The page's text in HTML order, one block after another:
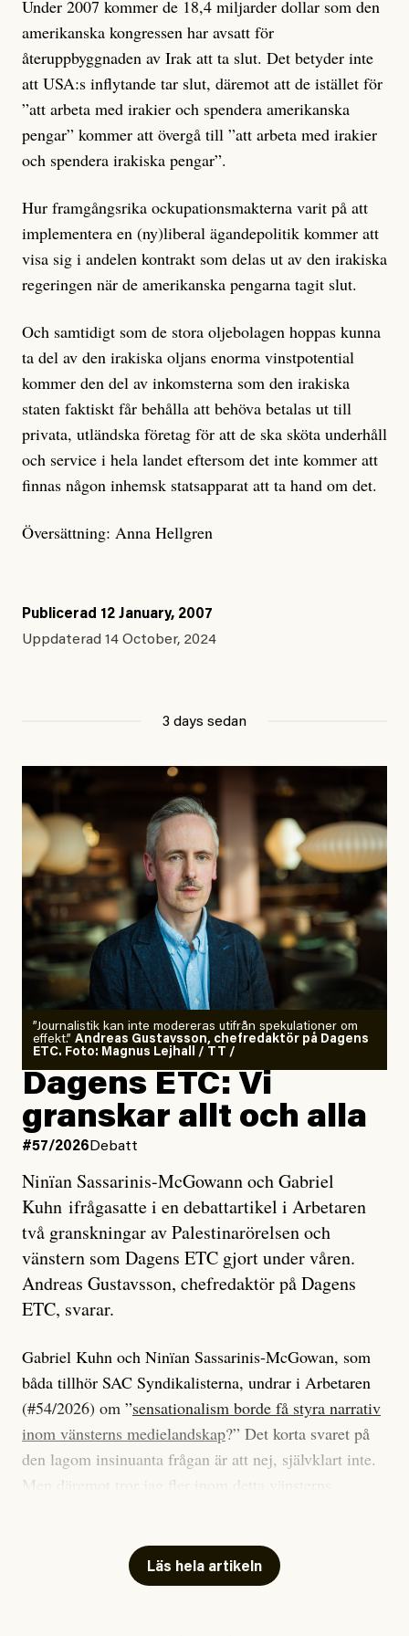
Under 2007 kommer de 18,4 miljarder dollar som den
amerikanska kongressen har avsatt för
återuppbyggnaden av Irak att ta slut. Det betyder inte
att USA:s inflytande tar slut, däremot att de istället för
”att arbeta med irakier och spendera amerikanska
pengar” kommer att övergå till ”att arbeta med irakier
och spendera irakiska pengar”.
Hur framgångsrika ockupationsmakterna varit på att
implementera en (ny)liberal ägandepolitik kommer att
visa sig i andelen kontrakt som delas ut av den irakiska
regeringen när de amerikanska pengarna tagit slut.
Och samtidigt som de stora oljebolagen hoppas kunna
ta del av den irakiska oljans enorma vinstpotential
kommer den del av inkomsterna som den irakiska
staten faktiskt får behålla att behöva betalas ut till
privata, utländska företag för att de ska sköta underhåll
och service i hela landet eftersom det inte kommer att
finnas någon inhemsk statsapparat att ta hand om det.
Översättning: Anna Hellgren
Publicerad 12 January, 2007
Uppdaterad 14 October, 2024
3 days sedan
”Journalistik kan inte modereras utifrån spekulationer om
effekt.” Andreas Gustavsson, chefredaktör på Dagens
ETC. Foto: Magnus Lejhall / TT /
Dagens ETC: Vi
granskar allt och alla
#57/2026 Debatt
Ninïan Sassarinis-McGowann och Gabriel
Kuhn ifrågasatte i en debattartikel i Arbetaren
två granskningar av Palestinarörelsen och
vänstern som Dagens ETC gjort under våren.
Andreas Gustavsson, chefredaktör på Dagens
ETC, svarar.
Gabriel Kuhn och Ninïan Sassarinis-McGowan, som
båda tillhör SAC Syndikalisterna, undrar i Arbetaren
(#54/2026) om ”sensationalism borde få styra narrativ
inom vänsterns medielandskap?” Det korta svaret på
den lagom insinuanta frågan är att nej, självklart inte.
Men däremot tror jag fler inom detta vänsterns
journalistik som vänder sig till många snarare än att
jaga inbördes beundran. Det har i alla fall fungerat för
Läs hela artikeln